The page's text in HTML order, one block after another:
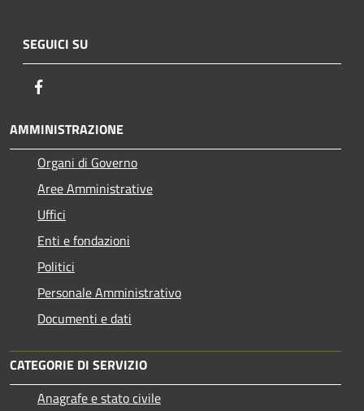
SEGUICI SU
AMMINISTRAZIONE
Organi di Governo
Aree Amministrative
Uffici
Enti e fondazioni
Politici
Personale Amministrativo
Documenti e dati
CATEGORIE DI SERVIZIO
Anagrafe e stato civile